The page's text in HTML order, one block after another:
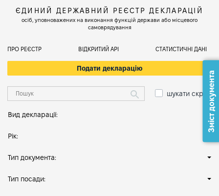
ЄДИНИЙ ДЕРЖАВНИЙ РЕЄСТР ДЕКЛАРАЦІЙ
осіб, уповноважених на виконання функцій держави або місцевого
самоврядування
ПРО РЕЄСТР ВІДКРИТИЙ АРІ СТАТИСТИЧНІ ДАНІ
Подати декларацію
шукати скрізь
Вид декларації:
Рік:
Тип документа:
Тип посади:
Зміст документа